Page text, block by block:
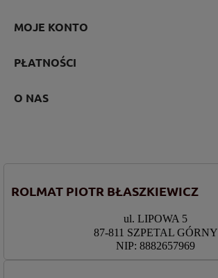
MOJE KONTO
PŁATNOŚCI
O NAS
ROLMAT PIOTR BŁASZKIEWICZ
ul. LIPOWA 5
87-811 SZPETAL GÓRNY
NIP: 8882657969